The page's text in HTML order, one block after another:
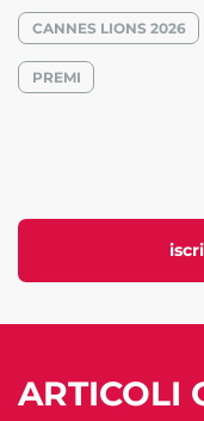
CANNES LIONS 2026
PREMI
ARTICOLI